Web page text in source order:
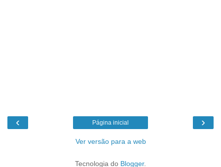
‹ ›
Página inicial
Ver versão para a web
Tecnologia do Blogger.